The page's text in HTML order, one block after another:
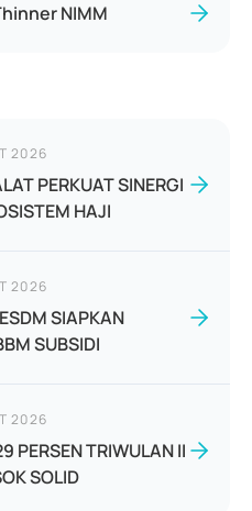
NIMM
2026
PERKUAT SINERGI
HAJI
2026
SIAPKAN
SUBSIDI
2026
PERSEN TRIWULAN II
SOLID